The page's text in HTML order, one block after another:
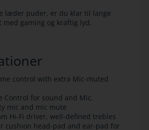
læder puder, er du klar til lange
gaming og kraftig lyd.
control with extra Mic-muted
Control for sound and Mic.
mic and mic mute
Hi-Fi driver, well-defined trebles
cushion head-pad and ear-pad for